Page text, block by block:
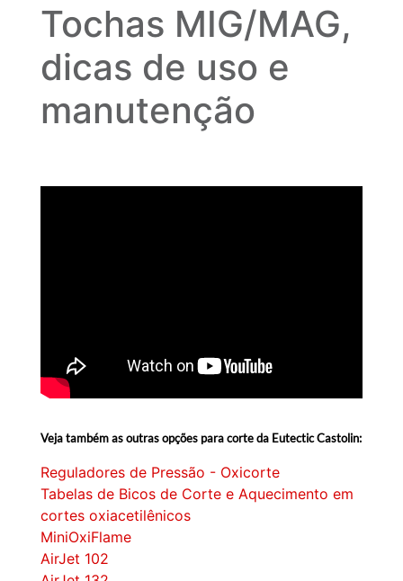
Tochas MIG/MAG,
dicas de uso e
manutenção
Veja também as outras opções para corte da Eutectic Castolin:
Reguladores de Pressão - Oxicorte
Tabelas de Bicos de Corte e Aquecimento em
cortes oxiacetilênicos
MiniOxiFlame
AirJet 102